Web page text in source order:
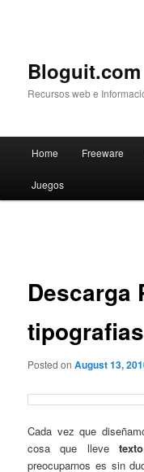
Bloguit.com
Recursos web e
Skip
to
Home Freeware
Juegos
Descarga
Posted onAugust 13,
Cada vez que
cosa que llevetexto
preocuparnos es sin